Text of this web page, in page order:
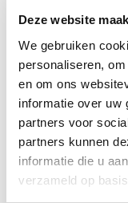
Deze website
We gebruiken
personaliseren,
en om ons
informatie over uw
partners voor
partners kunnen
informatie die u
verzameld op
Een
Een bezoek aan
is een spirituele
zult vergeten.